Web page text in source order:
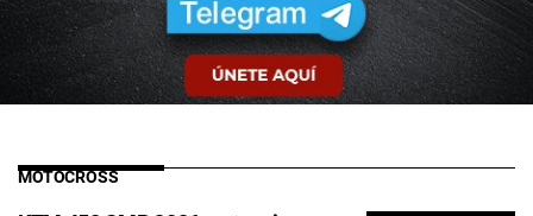
MOTOCROSS